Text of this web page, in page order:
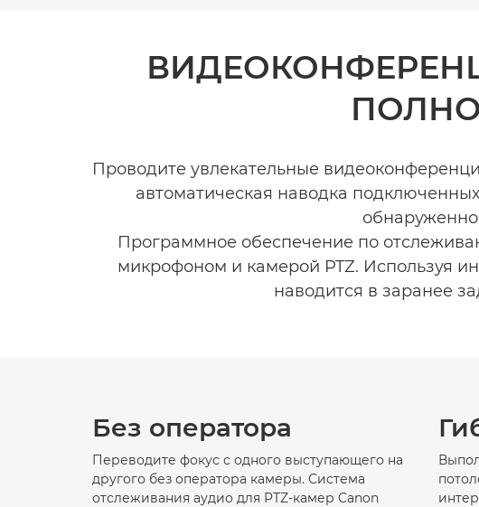
Проводите увлекательные
автоматическая наводка
Программное обеспечение по
микрофоном и камерой PTZ. Используя
наводится в заранее
Без оператора
Переводите фокус с одного выступающего на
другого без оператора камеры. Система
отслеживания аудио для PTZ-камер Canon